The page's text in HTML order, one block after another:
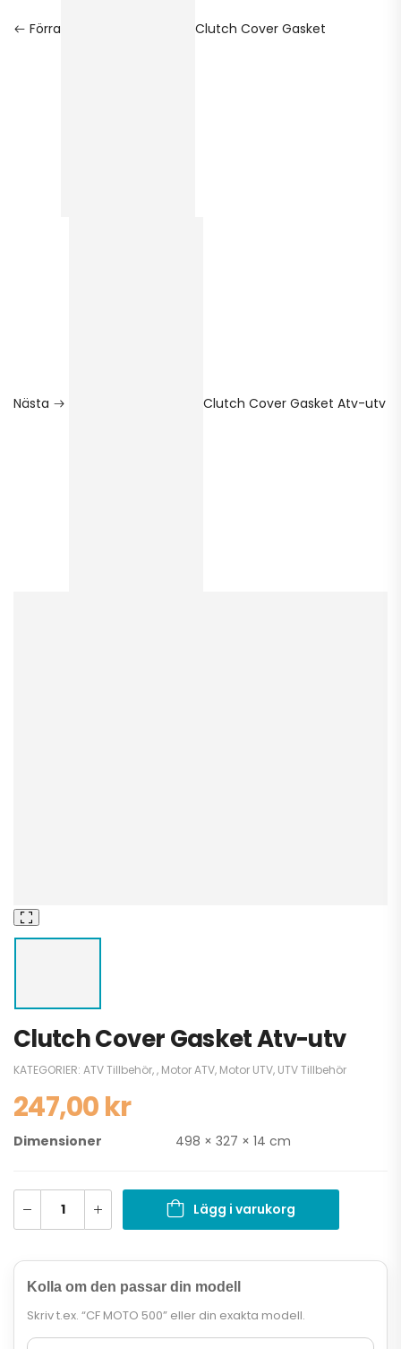
Förra Clutch Cover Gasket
Nästa Clutch Cover Gasket Atv-utv
Clutch Cover Gasket Atv-utv
KATEGORIER: ATV Tillbehör,, Motor ATV, Motor UTV, UTV Tillbehör
247,00kr
Dimensioner 498 × 327 × 14 cm
Lägg i varukorg
Kolla om den passar din modell
Skriv t.ex. “CF MOTO 500” eller din exakta modell.